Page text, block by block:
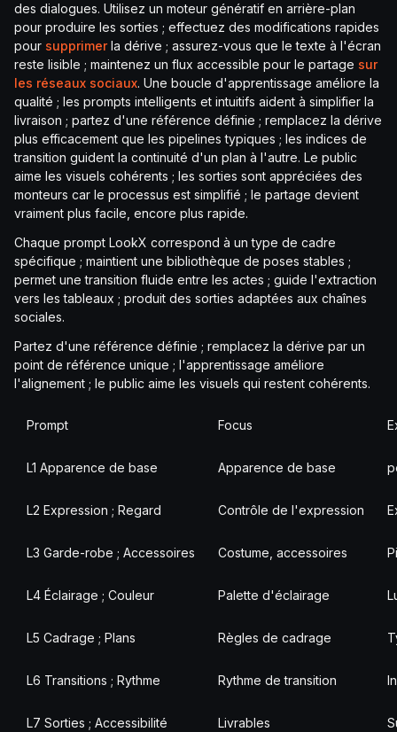
des dialogues. Utilisez un moteur génératif en arrière-plan
pour produire les sorties ; effectuez des modifications rapides
pour supprimerla dérive ; assurez-vous que le texte à l'écran
reste lisible ; maintenez un flux accessible pour le partage sur
les réseaux sociaux. Une boucle d'apprentissage améliore la
qualité ; les prompts intelligents et intuitifs aident à simplifier la
livraison ; partez d'une référence définie ; remplacez la dérive
plus efficacement que les pipelines typiques ; les indices de
transition guident la continuité d'un plan à l'autre. Le public
aime les visuels cohérents ; les sorties sont appréciées des
monteurs car le processus est simplifié ; le partage devient
vraiment plus facile, encore plus rapide.
Chaque prompt LookX correspond à un type de cadre
spécifique ; maintient une bibliothèque de poses stables ;
permet une transition fluide entre les actes ; guide l'extraction
vers les tableaux ; produit des sorties adaptées aux chaînes
sociales.
Partez d'une référence définie ; remplacez la dérive par un
point de référence unique ; l'apprentissage améliore
l'alignement ; le public aime les visuels qui restent cohérents.
Prompt Focus
L1 Apparence de base Apparence de base
L2 Expression ; Regard Contrôle de l'expression
L3 Garde-robe ; Accessoires Costume, accessoires
L4 Éclairage ; Couleur Palette d'éclairage
L5 Cadrage ; Plans Règles de cadrage
L6 Transitions ; Rythme Rythme de transition
L7 Sorties ; Accessibilité Livrables